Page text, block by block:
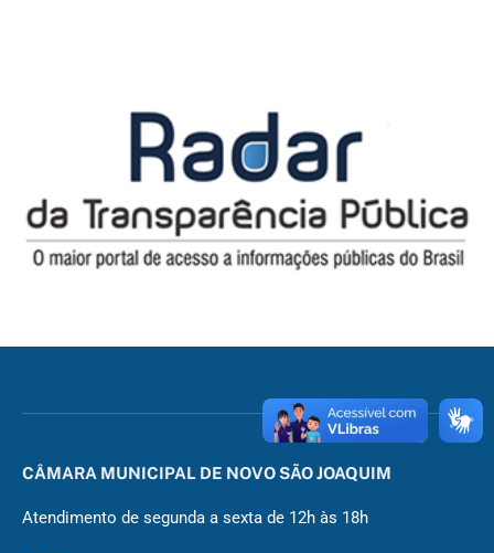
CÂMARA MUNICIPAL DE NOVO SÃO JOAQUIM
Atendimento de segunda a sexta de 12h às 18h